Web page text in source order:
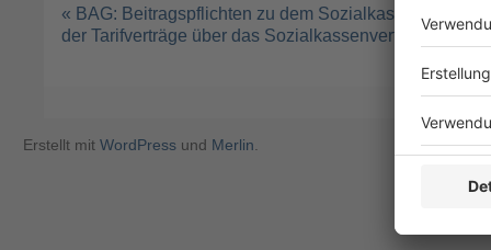
Beitragsnavigation
« BAG: Beitragspflichten zu dem Sozialkassensystem
der Tarifverträge über das Sozialkassenverfahren im
Erstellt mit WordPress und Merlin